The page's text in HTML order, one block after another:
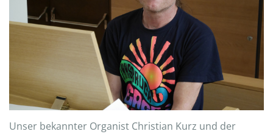
Unser bekannter Organist Christian Kurz und der